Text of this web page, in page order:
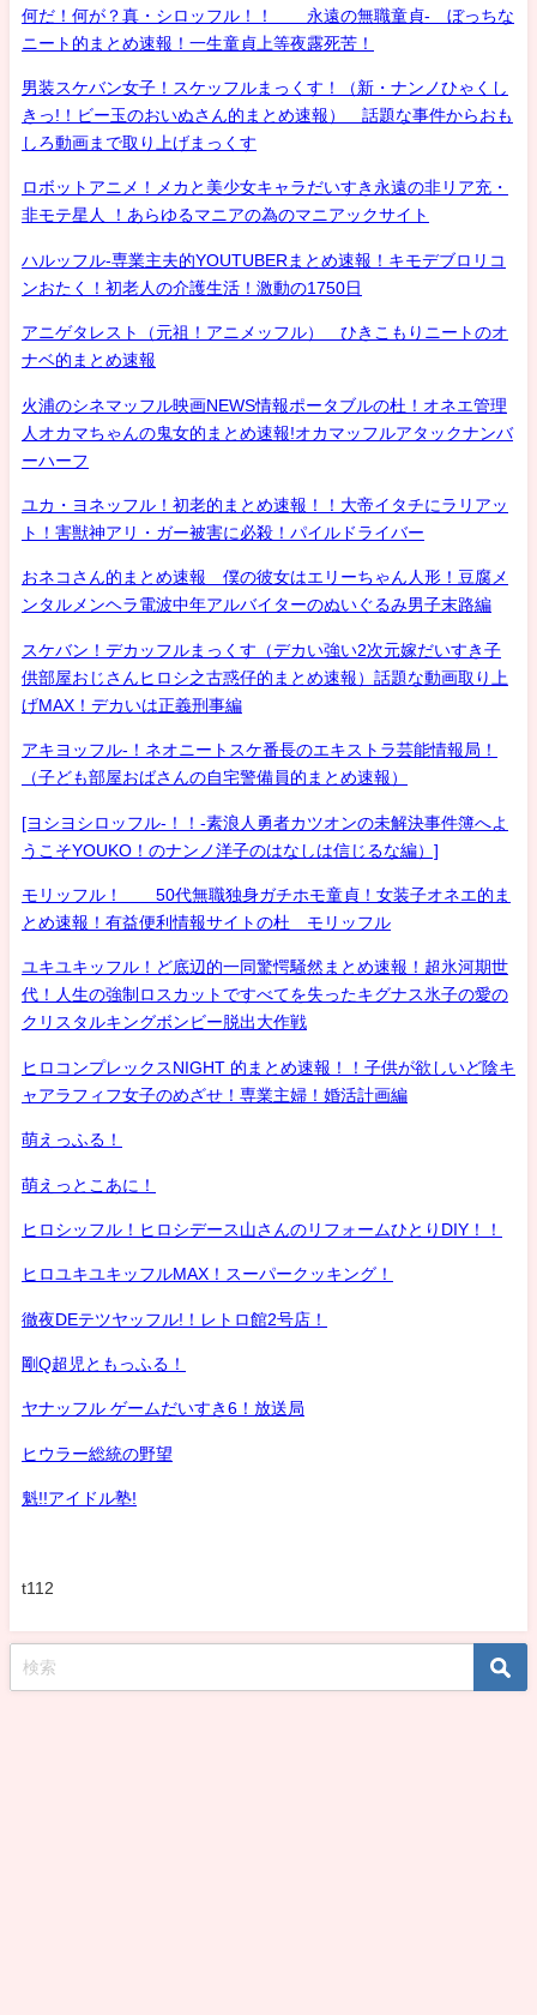
何だ！何が？真・シロッフル！！ 永遠の無職童貞- ぼっちな
ニート的まとめ速報！一生童貞上等夜露死苦！
男装スケバン女子！スケッフルまっくす！（新・ナンノひゃくし
きっ!！ビー玉のおいぬさん的まとめ速報） 話題な事件からおも
しろ動画まで取り上げまっくす
ロボットアニメ！メカと美少女キャラだいすき永遠の非リア充・
非モテ星人 ！あらゆるマニアの為のマニアックサイト
ハルッフル-専業主夫的YOUTUBERまとめ速報！キモデブロリコ
ンおたく！初老人の介護生活！激動の1750日
アニゲタレスト（元祖！アニメッフル） ひきこもりニートのオ
ナベ的まとめ速報
火浦のシネマッフル映画NEWS情報ポータブルの杜！オネエ管理
人オカマちゃんの鬼女的まとめ速報!オカマッフルアタックナンバ
ーハーフ
ユカ・ヨネッフル！初老的まとめ速報！！大帝イタチにラリアッ
ト！害獣神アリ・ガー被害に必殺！パイルドライバー
おネコさん的まとめ速報 僕の彼女はエリーちゃん人形！豆腐メ
ンタルメンヘラ電波中年アルバイターのぬいぐるみ男子末路編
スケバン！デカッフルまっくす（デカい強い2次元嫁だいすき子
供部屋おじさんヒロシ之古惑仔的まとめ速報）話題な動画取り上
げMAX！デカいは正義刑事編
アキヨッフル-！ネオニートスケ番長のエキストラ芸能情報局！
（子ども部屋おばさんの自宅警備員的まとめ速報）
[ヨシヨシロッフル-！！-素浪人勇者カツオンの未解決事件簿へよ
うこそYOUKO！のナンノ洋子のはなしは信じるな編）]
モリッフル！ 50代無職独身ガチホモ童貞！女装子オネエ的ま
とめ速報！有益便利情報サイトの杜 モリッフル
ユキユキッフル！ど底辺的一同驚愕騒然まとめ速報！超氷河期世
代！人生の強制ロスカットですべてを失ったキグナス氷子の愛の
クリスタルキングボンビー脱出大作戦
ヒロコンプレックスNIGHT 的まとめ速報！！子供が欲しいど陰キ
ャアラフィフ女子のめざせ！専業主婦！婚活計画編
萌えっふる！
萌えっとこあに！
ヒロシッフル！ヒロシデース山さんのリフォームひとりDIY！！
ヒロユキユキッフルMAX！スーパークッキング！
徹夜DEテツヤッフル!！レトロ館2号店！
剛Q超児ともっふる！
ヤナッフル ゲームだいすき6！放送局
ヒウラー総統の野望
魁!!アイドル塾!
t112